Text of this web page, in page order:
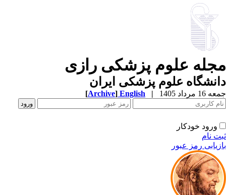
علوم پزشکی رازی
علوم پزشکی ایران
مرداد 1405 |
English
[Archive]
ورود خودکار
نام
رمز عبور